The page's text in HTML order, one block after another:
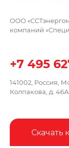
ООО
компаний
+7 495
141002, Россия,
Колпакова, д. 46А
Скачать